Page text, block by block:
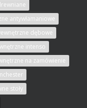
antywłamaniowe
dębowe
intenso
na zamówienie
stoły